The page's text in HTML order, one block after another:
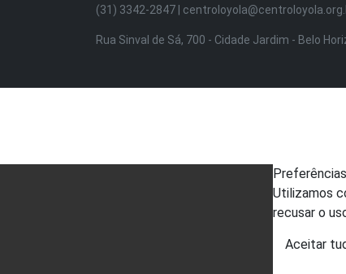
(31) 3342-2847 |
Rua Sinval de Sá, 700 - Cidade Jardim - Belo
Utilizamos
recusar o
Aceitar